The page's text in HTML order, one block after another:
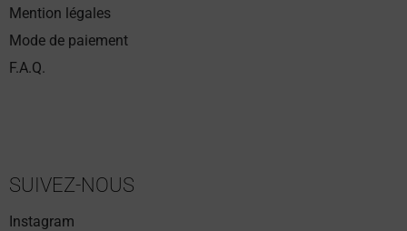
Mention légales
Mode de paiement
F.A.Q.
SUIVEZ-NOUS
Instagram